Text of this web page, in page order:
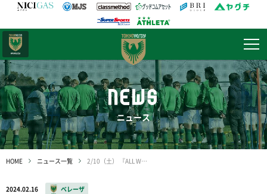
NEWS
ニュース
HOME ニュース一覧 2/10（土） 『ALL WE ACTION DAY（理念推進日）』を開催しました。
2024.02.16 ベレーザ